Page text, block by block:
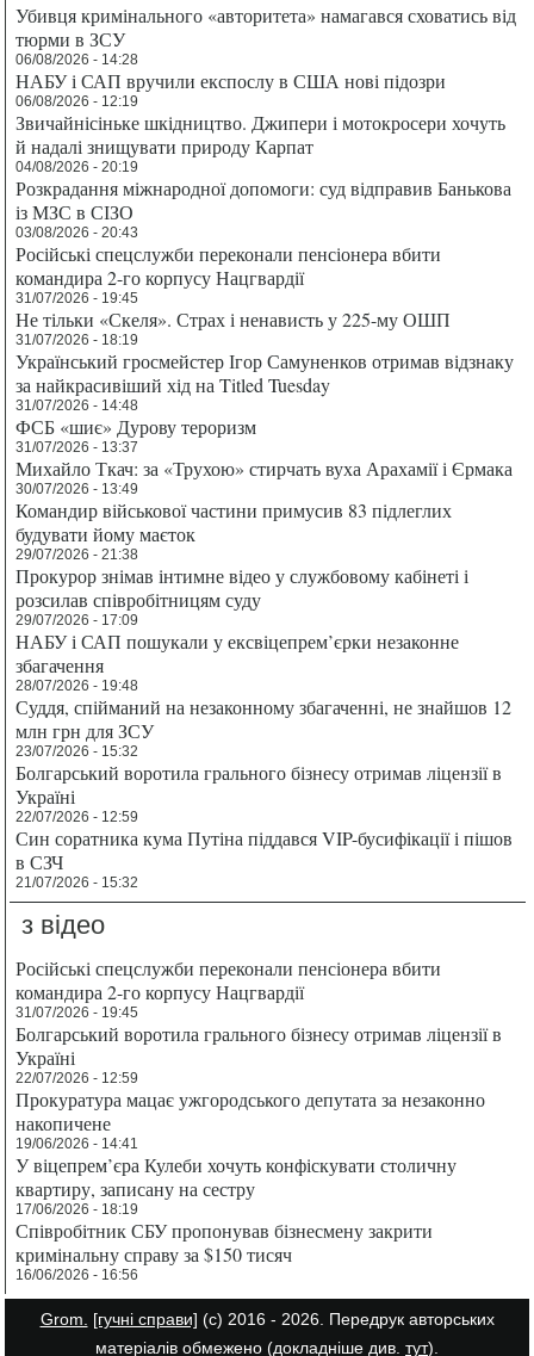
Убивця кримінального «авторитета» намагався сховатись від
тюрми в ЗСУ
06/08/2026 - 14:28
НАБУ і САП вручили експослу в США нові підозри
06/08/2026 - 12:19
Звичайнісіньке шкідництво. Джипери і мотокросери хочуть
й надалі знищувати природу Карпат
04/08/2026 - 20:19
Розкрадання міжнародної допомоги: суд відправив Банькова
із МЗС в СІЗО
03/08/2026 - 20:43
Російські спецслужби переконали пенсіонера вбити
командира 2-го корпусу Нацгвардії
31/07/2026 - 19:45
Не тільки «Скеля». Страх і ненависть у 225-му ОШП
31/07/2026 - 18:19
Український гросмейстер Ігор Самуненков отримав відзнаку
за найкрасивіший хід на Titled Tuesday
31/07/2026 - 14:48
ФСБ «шиє» Дурову тероризм
31/07/2026 - 13:37
Михайло Ткач: за «Трухою» стирчать вуха Арахамії і Єрмака
30/07/2026 - 13:49
Командир військової частини примусив 83 підлеглих
будувати йому маєток
29/07/2026 - 21:38
Прокурор знімав інтимне відео у службовому кабінеті і
розсилав співробітницям суду
29/07/2026 - 17:09
НАБУ і САП пошукали у ексвіцепрем’єрки незаконне
збагачення
28/07/2026 - 19:48
Суддя, спійманий на незаконному збагаченні, не знайшов 12
млн грн для ЗСУ
23/07/2026 - 15:32
Болгарський воротила грального бізнесу отримав ліцензії в
Україні
22/07/2026 - 12:59
Син соратника кума Путіна піддався VIP-бусифікації і пішов
в СЗЧ
21/07/2026 - 15:32
з відео
Російські спецслужби переконали пенсіонера вбити
командира 2-го корпусу Нацгвардії
31/07/2026 - 19:45
Болгарський воротила грального бізнесу отримав ліцензії в
Україні
22/07/2026 - 12:59
Прокуратура мацає ужгородського депутата за незаконно
накопичене
19/06/2026 - 14:41
У віцепрем’єра Кулеби хочуть конфіскувати столичну
квартиру, записану на сестру
17/06/2026 - 18:19
Співробітник СБУ пропонував бізнесмену закрити
кримінальну справу за $150 тисяч
16/06/2026 - 16:56
Grom. [гучні справи] (с) 2016 - 2026. Передрук авторських
матеріалів обмежено (докладніше див. тут).